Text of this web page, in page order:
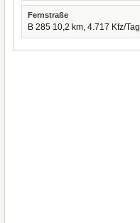
Fernstraße
B 285 10,2 km, 4.717 Kfz/Tag